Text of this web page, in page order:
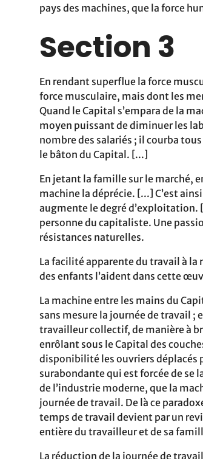
pays des machines, que la force
Section 3
En rendant superflue la force
force musculaire, mais dont les
Quand le Capital s’empara de la
moyen puissant de diminuer les
nombre des salariés ; il courba
le bâton du Capital. [...]
En jetant la famille sur le marché,
machine la déprécie. [...] C’est
augmente le degré d’exploitation.
personne du capitaliste. Une
résistances naturelles.
La facilité apparente du travail à
des enfants l’aident dans cette
La machine entre les mains du
sans mesure la journée de travail ;
travailleur collectif, de manière à
enrôlant sous le Capital des
disponibilité les ouvriers déplacés
surabondante qui est forcée de se
de l’industrie moderne, que la
journée de travail. De là ce
temps de travail devient par un
entière du travailleur et de sa
La réduction de la journée de